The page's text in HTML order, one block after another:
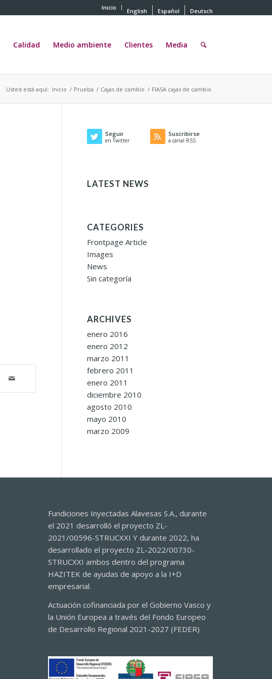
Inicio English Español Deutsch
Calidad Medio ambiente Clientes Media
Usted está aquí: Inicio / Prueba / Cajas de cambio / FIASA cajas de cambio
Seguir
en Twitter
Suscribirse
a canal RSS
LATEST NEWS
CATEGORIES
Frontpage Article
Images
News
Sin categoría
ARCHIVES
enero 2016
enero 2012
marzo 2011
febrero 2011
enero 2011
diciembre 2010
agosto 2010
mayo 2010
marzo 2009
Fundiciones Inyectadas Alavesas S.A., durante
el 2021 desarrolló el proyecto ZL-
2021/00596-STRUCXXI Y durante 2022, ha
desarrollado el proyecto ZL-2022/00730-
STRUCXXI ambos dentro del programa
HAZITEK de ayudas de apoyo a la I+D
empresarial.
Actuación cofinanciada por el Gobierno Vasco y
la Unión Europea a través del Fondo Europeo
de Desarrollo Regional 2021-2027 (FEDER)